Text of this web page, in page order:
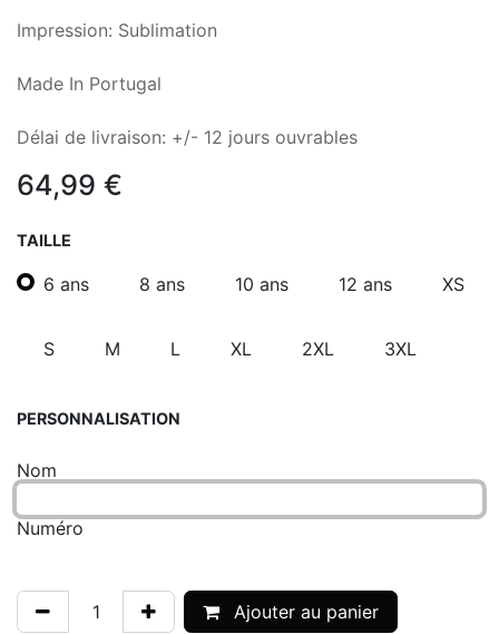
Impression: Sublimation
Made In Portugal
Délai de livraison: +/- 12 jours ouvrables
64,99 €
TAILLE
6 ans 8 ans 10 ans 12 ans XS
S M L XL 2XL 3XL
PERSONNALISATION
Nom
Numéro
Ajouter au panier